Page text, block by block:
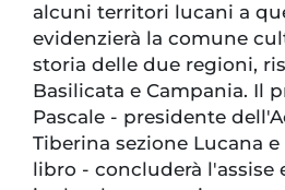
alcuni territori lucani a
evidenzierà la comune
storia delle due regioni,
Basilicata e Campania. Il
Pascale - presidente
Tiberina sezione Lucana
libro - concluderà l'assise